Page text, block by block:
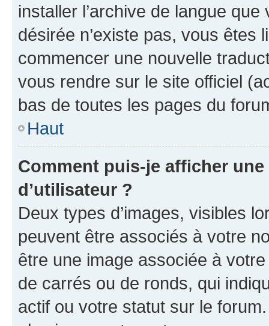
installer l’archive de langue
désirée n’existe pas, vous êtes
commencer une nouvelle
vous rendre sur le site officiel
bas de toutes les pages du
Haut
Comment puis-je afficher
d’utilisateur ?
Deux types d’images, visibles
peuvent être associés à votre
être une image associée à
de carrés ou de ronds, qui
actif ou votre statut sur le